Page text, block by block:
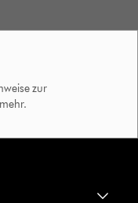
zur